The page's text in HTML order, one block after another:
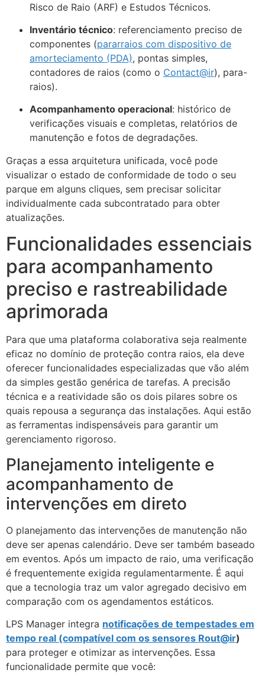
Risco de Raio (ARF) e Estudos Técnicos.
Inventário técnico: referenciamento preciso de
componentes (pararraios com dispositivo de
amorteciamento (PDA), pontas simples,
contadores de raios (como o Contact@ir), para-
raios).
Acompanhamento operacional: histórico de
verificações visuais e completas, relatórios de
manutenção e fotos de degradações.
Graças a essa arquitetura unificada, você pode
visualizar o estado de conformidade de todo o seu
parque em alguns cliques, sem precisar solicitar
individualmente cada subcontratado para obter
atualizações.
Funcionalidades essenciais
para acompanhamento
preciso e rastreabilidade
aprimorada
Para que uma plataforma colaborativa seja realmente
eficaz no domínio de proteção contra raios, ela deve
oferecer funcionalidades especializadas que vão além
da simples gestão genérica de tarefas. A precisão
técnica e a reatividade são os dois pilares sobre os
quais repousa a segurança das instalações. Aqui estão
as ferramentas indispensáveis para garantir um
gerenciamento rigoroso.
Planejamento inteligente e
acompanhamento de
intervenções em direto
O planejamento das intervenções de manutenção não
deve ser apenas calendário. Deve ser também baseado
em eventos. Após um impacto de raio, uma verificação
é frequentemente exigida regulamentarmente. É aqui
que a tecnologia traz um valor agregado decisivo em
comparação com os agendamentos estáticos.
LPS Manager integra notificações de tempestades em
tempo real (compatível com os sensores Rout@ir)
para proteger e otimizar as intervenções. Essa
funcionalidade permite que você: